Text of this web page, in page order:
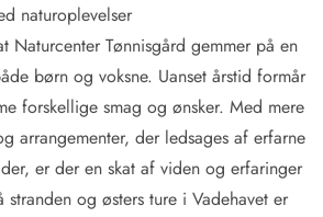
naturoplevelser
Naturcenter Tønnisgård gemmer på en
børn og voksne. Uanset årstid formår
forskellige smag og ønsker. Med mere
arrangementer, der ledsages af erfarne
er der en skat af viden og erfaringer
stranden og østers ture i Vadehavet er